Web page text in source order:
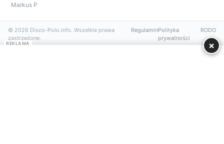
Markus P
© 2026 Disco-Polo.info. Wszelkie prawa
zastrzeżone.
RegulaminPolityka
prywatności
RODO
REKLAMA ×